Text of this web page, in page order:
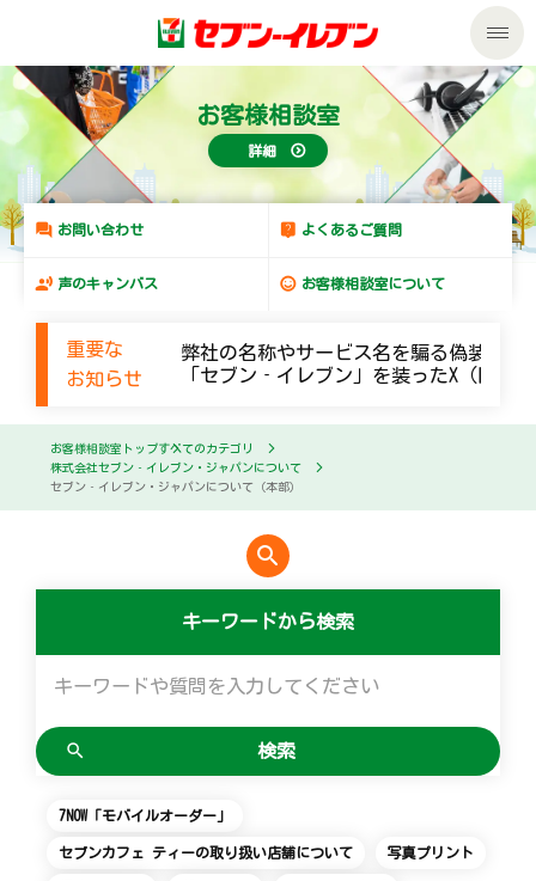
私たちの取組み
商品のご案内
商品のご案内トップ
今週の新商品
セブンプレミアム
プリペイドカード・金券
ニンテンドー・ダウンロードカード
セール・キャンペーン
サービス
サービストップ
nanacoトップ
マルチコピー機でできること
マルチコピー機でできることトップ
プリント
スキャン
切手・はがき・印紙
セブン銀行ATM
ご利用可能なお支払い方法
セブンチケット
チケットぴあ
イープラス
セブン‐イレブンでお受取り
ジーユーオンラインストア
ユニクロオンラインストア
停電時のサービス停止のお知らせ
企業情報
企業情報トップ
ごあいさつ
企業理念
国内店舗数
サステナビリティ
サステナビリティトップ
変化への対応と、挑戦の歴史
GREEN CHALLENGE 2050
重点課題
報告書ライブラリー
加盟店オーナー募集 物件募集・購入
ネットショッピング
お問い合わせ
English (Corporate)
お客様相談室
詳細
お問い合わせ よくあるご質問
声のキャンバス お客様相談室について
重要な
お知らせ
弊社の名称やサービス名を騙る偽装メー
「セブン‐イレブン」を装ったX（旧
お客様相談室トップすべてのカテゴリ
株式会社セブン‐イレブン・ジャパンについて
セブン‐イレブン・ジャパンについて（本部）
search
キーワードから検索
7NOW「モバイルオーダー」
セブンカフェ ティーの取り扱い店舗について 写真プリント